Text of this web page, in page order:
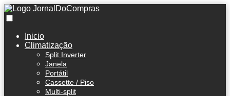
Inicio
Climatização
Split Inverter
Janela
Portátil
Cassette / Piso
Multi-split